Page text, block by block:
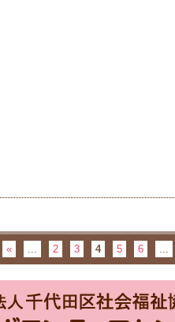
« ... 2 3 4 5 6 ...